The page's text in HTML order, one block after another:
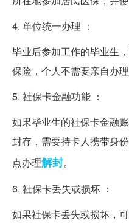
4. 单位统一办理 ：
毕业后参加工作的毕业生
保险，个人不需要亲自办理
5. 社保卡金融功能 ：
如果毕业生的社保卡金融
封存，需要持卡人携带身
点办理解封。
6. 社保卡丢失或损坏 ：
如果社保卡丢失或损坏，